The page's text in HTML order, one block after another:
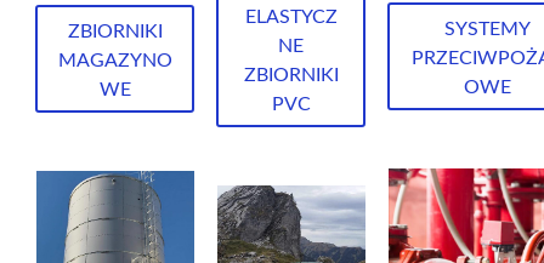
ZBIORNIKI
MAGAZYNO
WE
ELASTYCZ
NE
ZBIORNIKI
PVC
SYSTEMY
OWE